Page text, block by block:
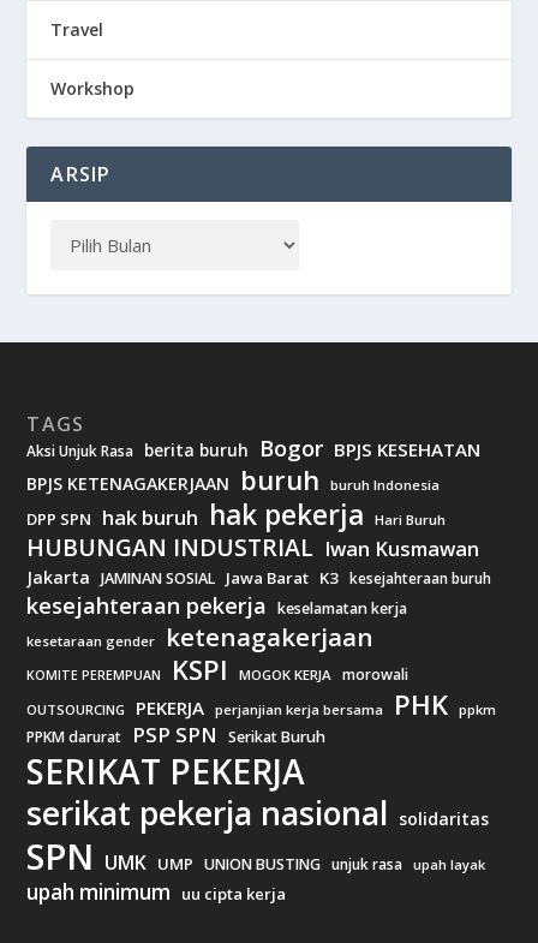
Travel
Workshop
ARSIP
TAGS
Aksi Unjuk Rasa berita buruh Bogor BPJS KESEHATAN
BPJS KETENAGAKERJAAN buruh buruh Indonesia
DPP SPN hak buruh hak pekerja Hari Buruh
HUBUNGAN INDUSTRIAL Iwan Kusmawan
Jakarta JAMINAN SOSIAL Jawa Barat K3 kesejahteraan buruh
kesejahteraan pekerja keselamatan kerja
kesetaraan gender ketenagakerjaan
KOMITE PEREMPUAN KSPI MOGOK KERJA morowali
OUTSOURCING PEKERJA perjanjian kerja bersama PHK ppkm
PPKM darurat PSP SPN Serikat Buruh
SERIKAT PEKERJA
serikat pekerja nasional solidaritas
SPN UMK UMP UNION BUSTING unjuk rasa upah layak
upah minimum uu cipta kerja